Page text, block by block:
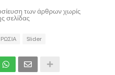
των άρθρων χωρίς
σελίδας
ΡΩΣΙΑ Slider